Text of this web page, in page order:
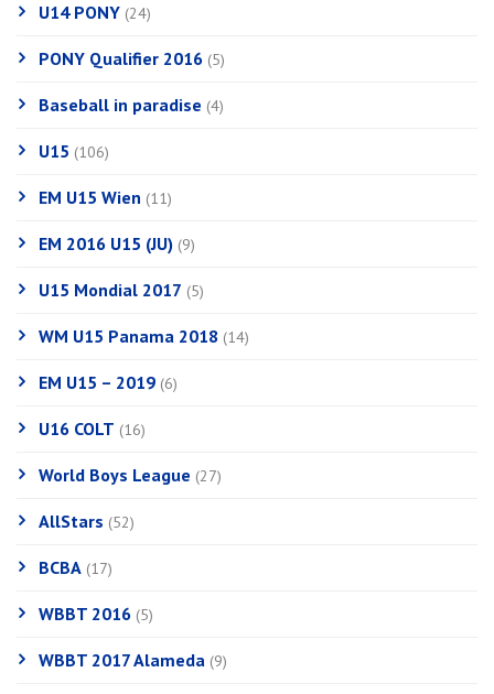
U14 PONY (24)
PONY Qualifier 2016 (5)
Baseball in paradise (4)
U15 (106)
EM U15 Wien (11)
EM 2016 U15 (JU) (9)
U15 Mondial 2017 (5)
WM U15 Panama 2018 (14)
EM U15 – 2019 (6)
U16 COLT (16)
World Boys League (27)
AllStars (52)
BCBA (17)
WBBT 2016 (5)
WBBT 2017 Alameda (9)